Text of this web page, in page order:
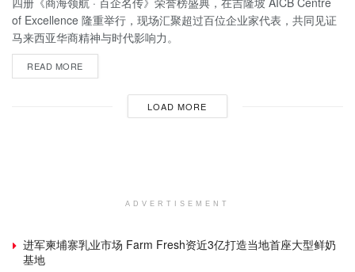
of Excellence 隆重举行，现场汇聚超过百位企业家代表，共同见证
马来西亚华商精神与时代影响力。
READ MORE
LOAD MORE
ADVERTISEMENT
进军柬埔寨乳业市场 Farm Fresh资近3亿打造当地首座大型鲜奶
基地